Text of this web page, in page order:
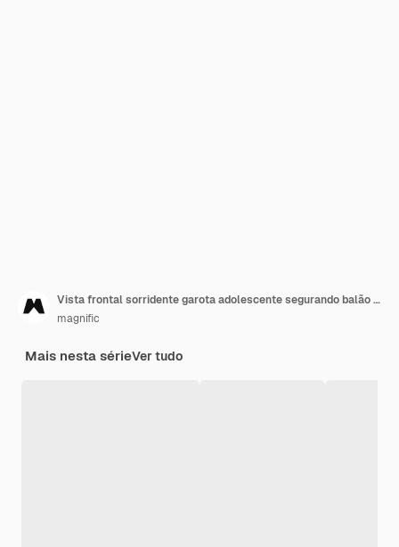
Vista frontal sorridente garota adolescente segurando balão de fala
magnific
Mais nesta sérieVer tudo